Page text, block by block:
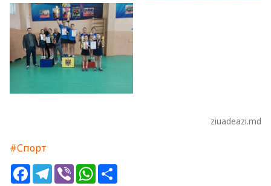
ziuadeazi.md
#Спорт
FacebookTelegram
ViberWhatsApp